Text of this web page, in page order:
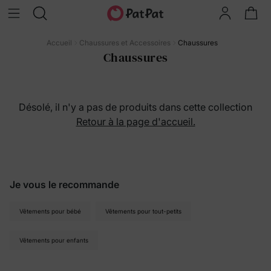
Accueil Chaussures et Accessoires Chaussures
Chaussures
Désolé, il n'y a pas de produits dans cette collection
Retour à la page d'accueil.
Je vous le recommande
Vêtements pour bébé Vêtements pour tout-petits
Vêtements pour enfants